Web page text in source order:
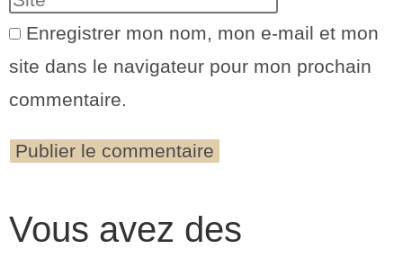
Enregistrer mon nom, mon e-mail et mon
site dans le navigateur pour mon prochain
commentaire.
Vous avez des